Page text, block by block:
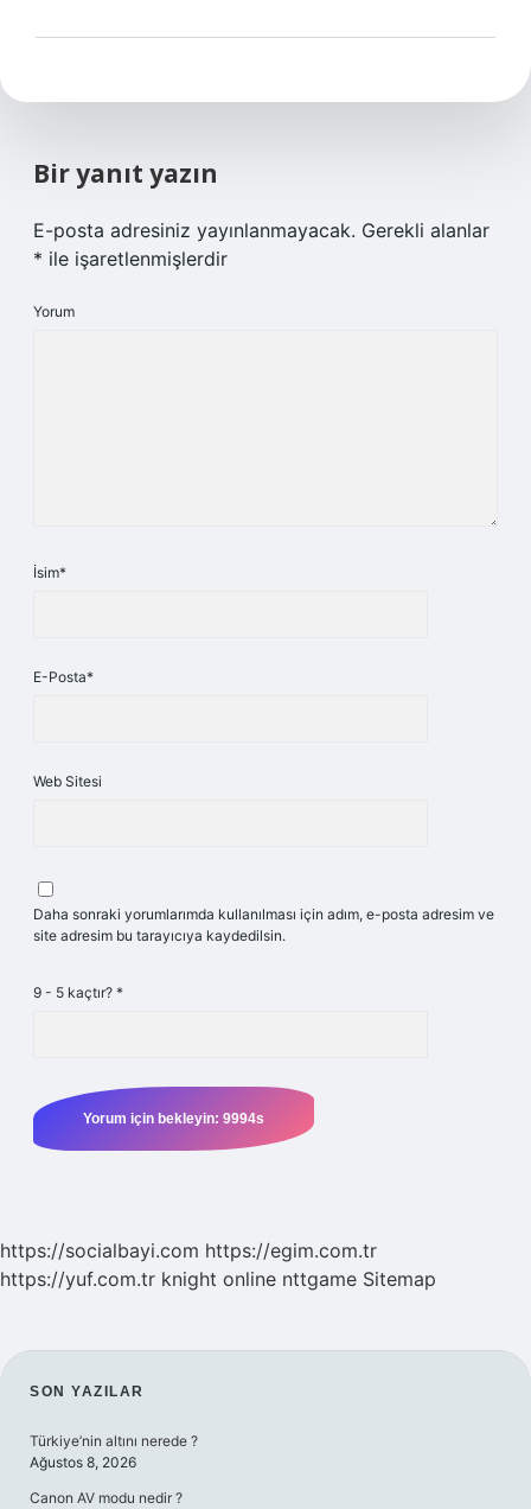
Bir yanıt yazın
E-posta adresiniz yayınlanmayacak. Gerekli alanlar
* ile işaretlenmişlerdir
Yorum
İsim*
E-Posta*
Web Sitesi
Daha sonraki yorumlarımda kullanılması için adım, e-posta adresim ve
site adresim bu tarayıcıya kaydedilsin.
9 - 5 kaçtır? *
https://socialbayi.com https://egim.com.tr
https://yuf.com.tr knight online nttgame Sitemap
SIDEBAR
SON YAZILAR
Türkiye’nin altını nerede ?
Ağustos 8, 2026
Canon AV modu nedir ?